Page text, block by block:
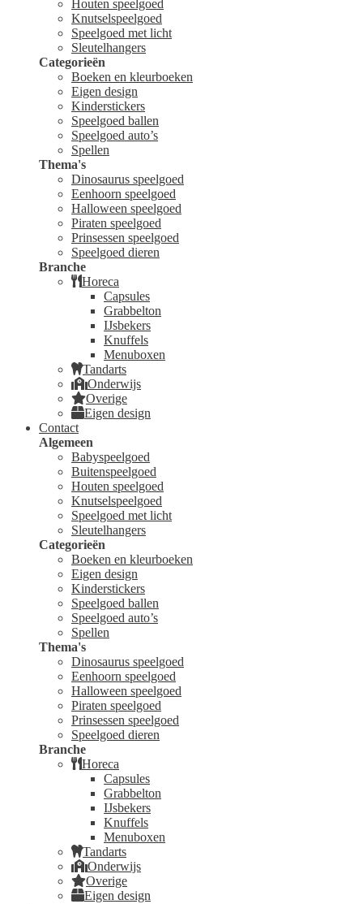
Houten speelgoed
Knutselspeelgoed
Speelgoed met licht
Sleutelhangers
Categorieën
Boeken en kleurboeken
Eigen design
Kinderstickers
Speelgoed ballen
Speelgoed auto’s
Spellen
Thema's
Dinosaurus speelgoed
Eenhoorn speelgoed
Halloween speelgoed
Piraten speelgoed
Prinsessen speelgoed
Speelgoed dieren
Branche
Horeca
Capsules
Grabbelton
IJsbekers
Knuffels
Menuboxen
Tandarts
Onderwijs
Overige
Eigen design
Contact
Algemeen
Babyspeelgoed
Buitenspeelgoed
Houten speelgoed
Knutselspeelgoed
Speelgoed met licht
Sleutelhangers
Categorieën
Boeken en kleurboeken
Eigen design
Kinderstickers
Speelgoed ballen
Speelgoed auto’s
Spellen
Thema's
Dinosaurus speelgoed
Eenhoorn speelgoed
Halloween speelgoed
Piraten speelgoed
Prinsessen speelgoed
Speelgoed dieren
Branche
Horeca
Capsules
Grabbelton
IJsbekers
Knuffels
Menuboxen
Tandarts
Onderwijs
Overige
Eigen design